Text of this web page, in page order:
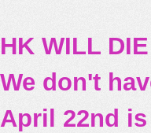
HK WILL
We don't
April 22nd is